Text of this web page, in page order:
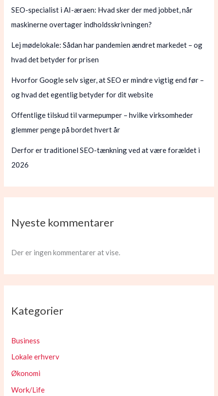
SEO-specialist i AI-æraen: Hvad sker der med jobbet, når
maskinerne overtager indholdsskrivningen?
Lej mødelokale: Sådan har pandemien ændret markedet – og
hvad det betyder for prisen
Hvorfor Google selv siger, at SEO er mindre vigtig end før –
og hvad det egentlig betyder for dit website
Offentlige tilskud til varmepumper – hvilke virksomheder
glemmer penge på bordet hvert år
Derfor er traditionel SEO-tænkning ved at være forældet i
2026
Nyeste kommentarer
Der er ingen kommentarer at vise.
Kategorier
Business
Lokale erhverv
Økonomi
Work/Life